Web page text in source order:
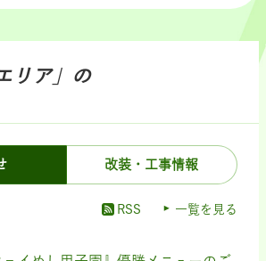
リア」の
改装・工事情報
RSS 一覧を見る